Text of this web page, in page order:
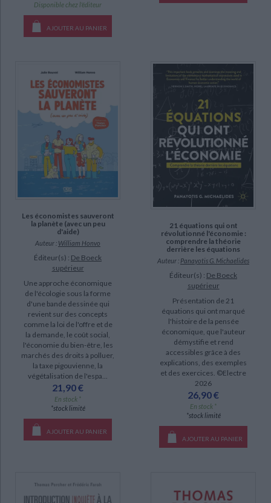
Disponible chez l'éditeur
AJOUTER AU PANIER
Les économistes sauveront
la planète (avec un peu
d'aide)
Auteur : William Honvo
Éditeur(s) : De Boeck
supérieur
Une approche économique
de l'écologie sous la forme
d'une bande dessinée qui
revient sur des concepts
comme la loi de l'offre et de
la demande, le coût social,
l'économie du bien-être, les
marchés des droits à polluer,
la taxe pigouvienne, la
végétalisation de l'espa...
21,90 €
En stock *
*stock limité
AJOUTER AU PANIER
21 équations qui ont
révolutionné l'économie :
comprendre la théorie
derrière les équations
Auteur : Panayotis G. Michaelides
Éditeur(s) : De Boeck
supérieur
Présentation de 21
équations qui ont marqué
l'histoire de la pensée
économique, que l'auteur
démystifie et rend
accessibles grâce à des
explications, des exemples
et des exercices. ©Electre
2026
26,90 €
En stock *
*stock limité
AJOUTER AU PANIER